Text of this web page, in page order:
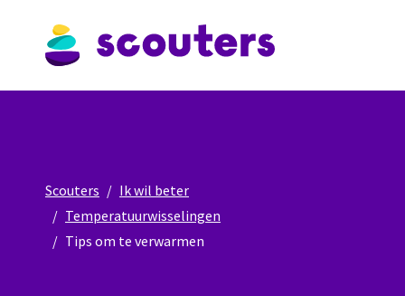
Scouters
Ik wil beter
Temperatuurwisselingen
Tips om te verwarmen